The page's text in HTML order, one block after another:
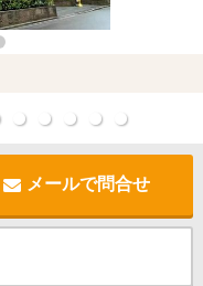
お問い合わせ
メールで問合せ